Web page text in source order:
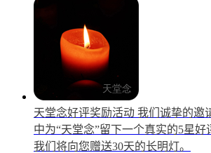
天堂念好评奖励活动 我们诚挚的邀
中为“天堂念”留下一个真实的5星好
我们将向您赠送30天的长明灯。